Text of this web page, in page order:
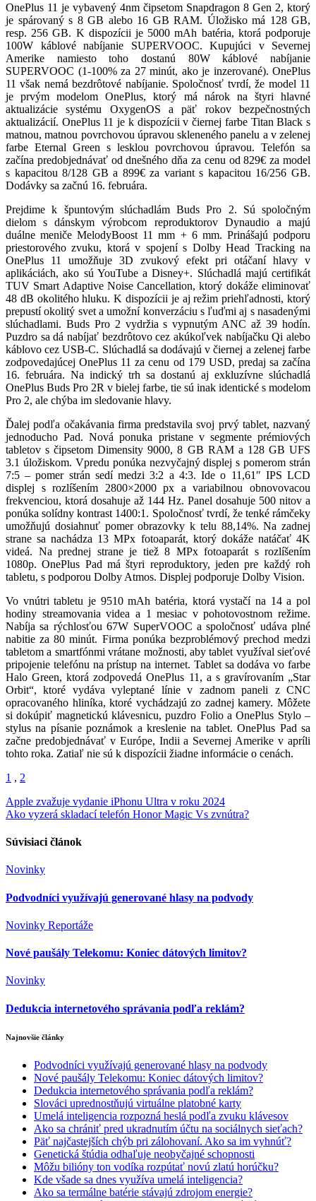
OnePlus 11 je vybavený 4nm čipsetom Snapdragon 8 Gen 2, ktorý
je spárovaný s 8 GB alebo 16 GB RAM. Úložisko má 128 GB,
resp. 256 GB. K dispozícii je 5000 mAh batéria, ktorá podporuje
100W káblové nabíjanie SUPERVOOC. Kupujúci v Severnej
Amerike namiesto toho dostanú 80W káblové nabíjanie
SUPERVOOC (1-100% za 27 minút, ako je inzerované). OnePlus
11 však nemá bezdrôtové nabíjanie. Spoločnosť tvrdí, že model 11
je prvým modelom OnePlus, ktorý má nárok na štyri hlavné
aktualizácie systému OxygenOS a päť rokov bezpečnostných
aktualizácií. OnePlus 11 je k dispozícii v čiernej farbe Titan Black s
matnou, matnou povrchovou úpravou skleneného panelu a v zelenej
farbe Eternal Green s lesklou povrchovou úpravou. Telefón sa
začína predobjednávať od dnešného dňa za cenu od 829€ za model
s kapacitou 8/128 GB a 899€ za variant s kapacitou 16/256 GB.
Dodávky sa začnú 16. februára.
Prejdime k špuntovým slúchadlám Buds Pro 2. Sú spoločným
dielom s dánskym výrobcom reproduktorov Dynaudio a majú
duálne meniče MelodyBoost 11 mm + 6 mm. Prinášajú podporu
priestorového zvuku, ktorá v spojení s Dolby Head Tracking na
OnePlus 11 umožňuje 3D zvukový efekt pri otáčaní hlavy v
aplikáciách, ako sú YouTube a Disney+. Slúchadlá majú certifikát
TUV Smart Adaptive Noise Cancellation, ktorý dokáže eliminovať
48 dB okolitého hluku. K dispozícii je aj režim priehľadnosti, ktorý
prepustí okolitý svet a umožní konverzáciu s ľuďmi aj s nasadenými
slúchadlami. Buds Pro 2 vydržia s vypnutým ANC až 39 hodín.
Puzdro sa dá nabíjať bezdrôtovo cez akúkoľvek nabíjačku Qi alebo
káblovo cez USB-C. Slúchadlá sa dodávajú v čiernej a zelenej farbe
zodpovedajúcej OnePlus 11 za cenu od 179 USD, predaj sa začína
16. februára. Na indický trh sa dostanú aj exkluzívne slúchadlá
OnePlus Buds Pro 2R v bielej farbe, tie sú inak identické s modelom
Pro 2, ale chýba im sledovanie hlavy.
Ďalej podľa očakávania firma predstavila svoj prvý tablet, nazvaný
jednoducho Pad. Nová ponuka pristane v segmente prémiových
tabletov s čipsetom Dimensity 9000, 8 GB RAM a 128 GB UFS
3.1 úložiskom. Vpredu ponúka nezvyčajný displej s pomerom strán
7:5 – pomer strán sedí medzi 3:2 a 4:3. Ide o 11,61″ IPS LCD
displej s rozlíšením 2800×2000 px a variabilnou obnovovacou
frekvenciou, ktorá dosahuje až 144 Hz. Panel dosahuje 500 nitov a
ponúka solídny kontrast 1400:1. Spoločnosť tvrdí, že tenké rámčeky
umožňujú dosiahnuť pomer obrazovky k telu 88,14%. Na zadnej
strane sa nachádza 13 MPx fotoaparát, ktorý dokáže natáčať 4K
videá. Na prednej strane je tiež 8 MPx fotoaparát s rozlíšením
1080p. OnePlus Pad má štyri reproduktory, jeden pre každý roh
tabletu, s podporou Dolby Atmos. Displej podporuje Dolby Vision.
Vo vnútri tabletu je 9510 mAh batéria, ktorá vystačí na 14 a pol
hodiny streamovania videa a 1 mesiac v pohotovostnom režime.
Nabíja sa rýchlosťou 67W SuperVOOC a spoločnosť udáva plné
nabitie za 80 minút. Firma ponúka bezproblémový prechod medzi
tabletom a smartfónmi vrátane možnosti, aby tablet využíval sieťové
pripojenie telefónu na prístup na internet. Tablet sa dodáva vo farbe
Halo Green, ktorá zodpovedá OnePlus 11, a s gravírovaním „Star
Orbit“, ktoré vydáva vyleptané línie v zadnom paneli z CNC
opracovaného hliníka, ktoré vychádzajú zo zadnej kamery. Môžete
si dokúpiť magnetickú klávesnicu, puzdro Folio a OnePlus Stylo –
stylus na písanie poznámok a kreslenie na tablet. OnePlus Pad sa
začne predobjednávať v Európe, Indii a Severnej Amerike v apríli
tohto roka. Zatiaľ nie sú k dispozícii žiadne informácie o cenách.
1 , 2
Navigácia
v
článku
Apple zvažuje vydanie iPhonu Ultra v roku 2024
Ako vyzerá skladací telefón Honor Magic Vs zvnútra?
Súvisiaci článok
Novinky
Podvodníci využívajú generované hlasy na podvody
Novinky Reportáže
Nové paušály Telekomu: Koniec dátových limitov?
Novinky
Dedukcia internetového správania podľa reklám?
Najnovšie články
Podvodníci využívajú generované hlasy na podvody
Nové paušály Telekomu: Koniec dátových limitov?
Dedukcia internetového správania podľa reklám?
Slováci uprednostňujú virtuálne platobné karty
Umelá inteligencia rozpozná heslá podľa zvuku klávesov
Ako sa chrániť pred ukradnutím účtu na sociálnych sieťach?
Päť najčastejších chýb pri zálohovaní. Ako sa im vyhnúť?
Genetická štúdia odhaľuje neobyčajné schopnosti
Môžu bilióny ton vodíka rozpútať novú zlatú horúčku?
Kde všade sa dnes využíva umelá inteligencia?
Ako sa termálne batérie stávajú zdrojom energie?